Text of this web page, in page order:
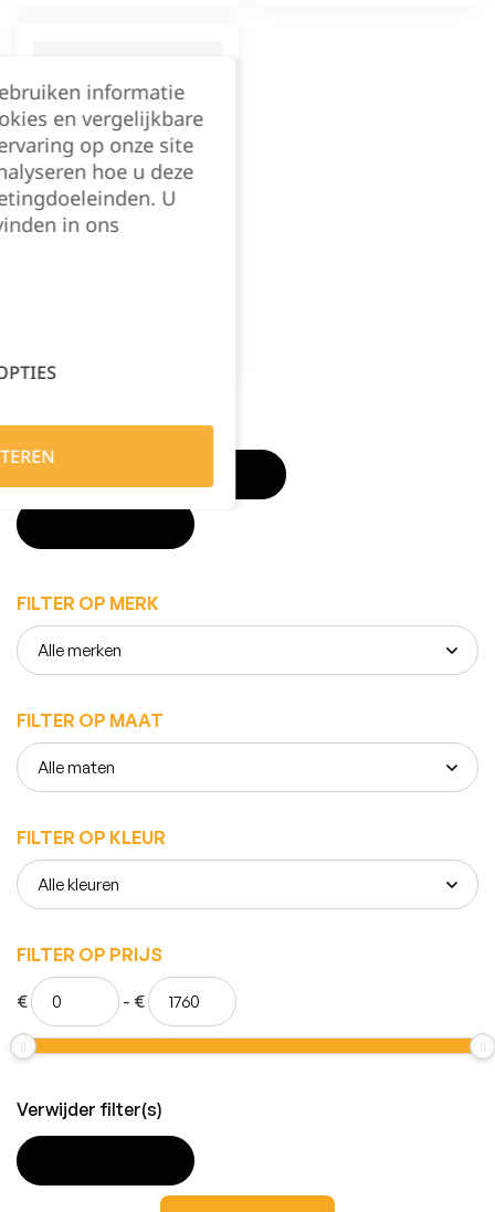
FILTER OP MERK
FILTER OP MAAT
FILTER OP KLEUR
FILTER OP PRIJS
€ - €
Verwijder filter(s)
informatie
en vergelijkbare
op onze site
hoe u deze
U
in ons